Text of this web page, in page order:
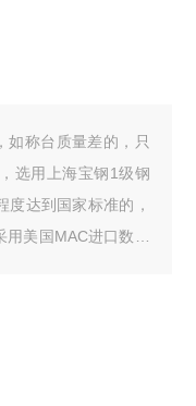
如称台质量差的，只
选用上海宝钢1级钢
达到国家标准的，
美国MAC进口数字